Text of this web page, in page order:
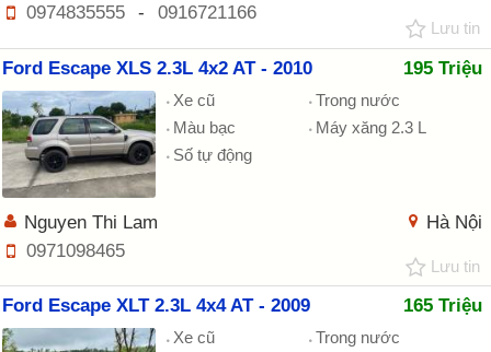
0974835555
- 0916721166
Lưu tin
Ford Escape XLS 2.3L 4x2 AT - 2010 195 Triệu
Xe cũ
Trong nước
Màu bạc
Máy xăng 2.3 L
Số tự động
Hà Nội
Nguyen Thi Lam
0971098465
Lưu tin
Ford Escape XLT 2.3L 4x4 AT - 2009 165 Triệu
Xe cũ
Trong nước